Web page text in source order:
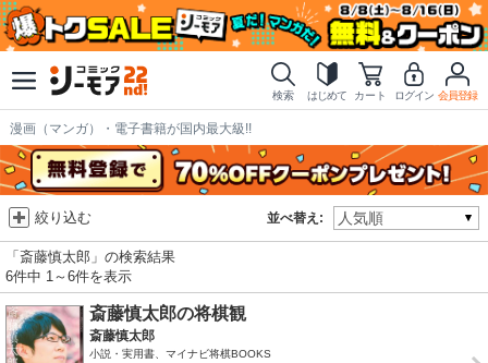
検索 はじめて カート ログイン 会員登録
漫画（マンガ）・電子書籍が国内最大級!!
並べ替え:
絞り込む
「斎藤慎太郎」の検索結果
6件中 1～6件を表示
斎藤慎太郎の将棋観
斎藤慎太郎
小説・実用書、マイナビ将棋BOOKS